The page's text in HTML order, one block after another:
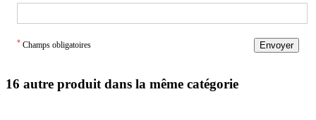
* Champs obligatoires Envoyer
16 autre produit dans la même catégorie